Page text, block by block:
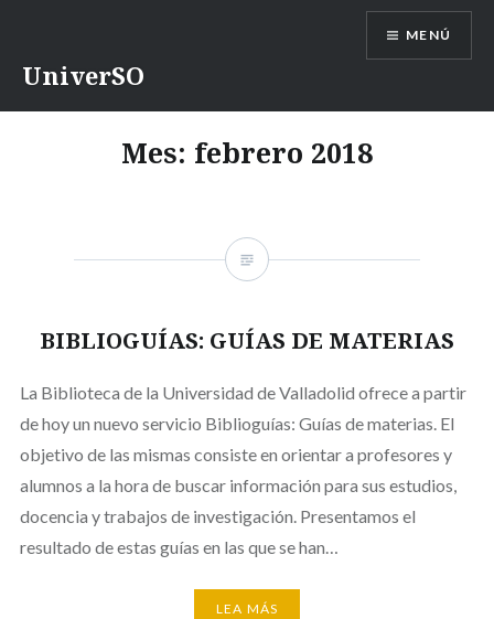
UniverSO
MENÚ
Mes: febrero 2018
BIBLIOGUÍAS: GUÍAS DE MATERIAS
La Biblioteca de la Universidad de Valladolid ofrece a partir
de hoy un nuevo servicio Biblioguías: Guías de materias. El
objetivo de las mismas consiste en orientar a profesores y
alumnos a la hora de buscar información para sus estudios,
docencia y trabajos de investigación. Presentamos el
resultado de estas guías en las que se han…
LEA MÁS